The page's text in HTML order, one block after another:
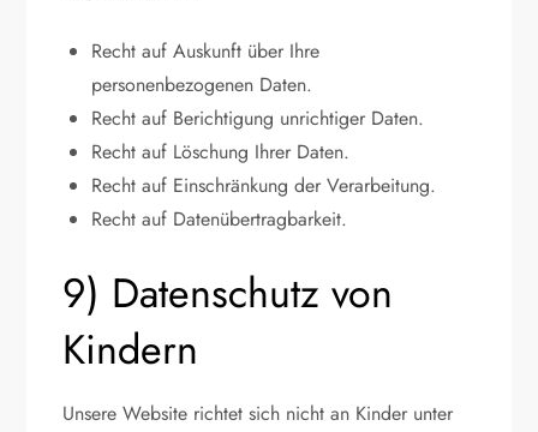
Recht auf Auskunft über Ihre
personenbezogenen Daten.
Recht auf Berichtigung unrichtiger Daten.
Recht auf Löschung Ihrer Daten.
Recht auf Einschränkung der Verarbeitung.
Recht auf Datenübertragbarkeit.
9) Datenschutz von
Kindern
Unsere Website richtet sich nicht an Kinder unter